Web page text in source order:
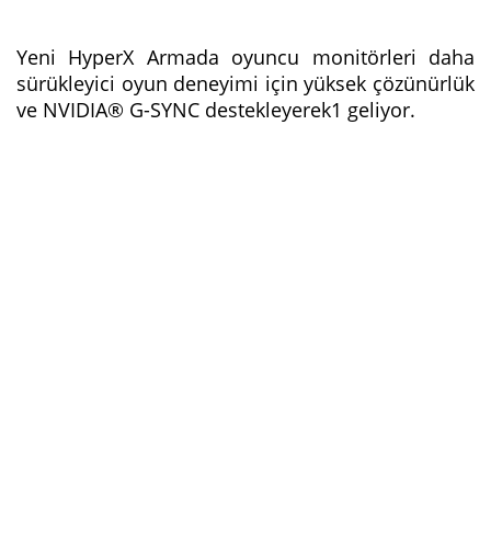
Yeni HyperX Armada oyuncu monitörleri daha
sürükleyici oyun deneyimi için yüksek çözünürlük
ve NVIDIA® G-SYNC destekleyerek1 geliyor.